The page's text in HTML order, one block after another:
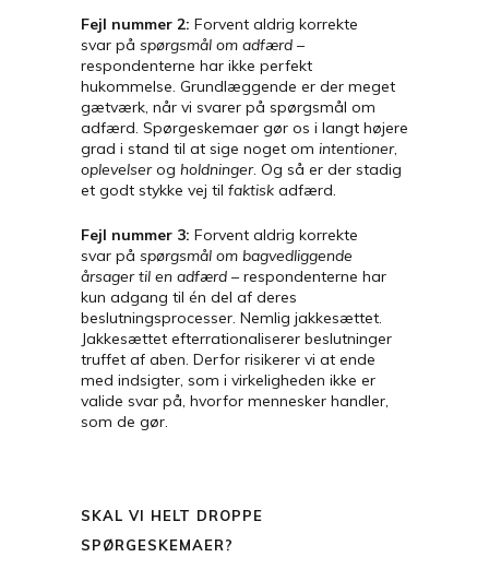
Fejl nummer 2: Forvent aldrig korrekte
svar på spørgsmål om adfærd –
respondenterne har ikke perfekt
hukommelse. Grundlæggende er der meget
gætværk, når vi svarer på spørgsmål om
adfærd. Spørgeskemaer gør os i langt højere
grad i stand til at sige noget om intentioner,
oplevelserog holdninger. Og så er der stadig
et godt stykke vej til faktisk adfærd.
Fejl nummer 3: Forvent aldrig korrekte
svar på spørgsmål om bagvedliggende
årsager til en adfærd – respondenterne har
kun adgang til én del af deres
beslutningsprocesser. Nemlig jakkesættet.
Jakkesættet efterrationaliserer beslutninger
truffet af aben. Derfor risikerer vi at ende
med indsigter, som i virkeligheden ikke er
valide svar på, hvorfor mennesker handler,
som de gør.
SKAL VI HELT DROPPE
SPØRGESKEMAER?